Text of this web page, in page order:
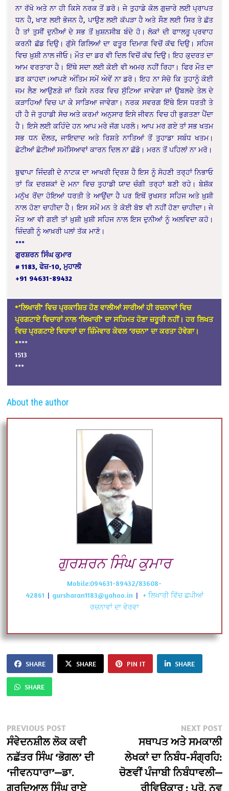
ਨਾ ਰੱਖੋ ਅਤੇ ਨਾ ਹੀ ਕਿਸੇ ਨਰਕ ਤੋਂ ਡਰੋ। ਜੇ ਤੁਹਾਡੇ ਕੋਲ ਗੁਜ਼ਾਰੇ ਲਈ ਪ੍ਰਾਪਤ
ਧਨ ਹੈ, ਖਾਣ ਲਈ ਭੋਜਨ ਹੈ, ਪਾਉਣ ਲਈ ਕੱਪੜਾ ਹੈ ਅਤੇ ਸੌਣ ਲਈ ਸਿਰ ਤੇ ਛੱਤ
ਹੈ ਤਾਂ ਤੁਸੀਂ ਦੁਨੀਆਂ ਦੇ ਸਭ ਤੋਂ ਖ਼ੁਸ਼ਨਸੀਬ ਬੰਦੇ ਹੋ। ਲੋਕਾਂ ਦੀ ਫਾਾਲਤੂ ਪ੍ਰਵਾਹ
ਕਰਨੀ ਛੱਡ ਦਿਉ। ਗੁੱਸੇ ਗਿਲਿਆਂ ਦਾ ਫਤੂਰ ਦਿਮਾਗ ਵਿਚੋਂ ਕੱਢ ਦਿਉ। ਸਹਿਜ
ਵਿਚ ਖ਼ੁਸ਼ੀ ਨਾਲ ਜੀਓ। ਮੌਤ ਦਾ ਡਰ ਵੀ ਦਿਲ ਵਿਚੋਂ ਕੱਢ ਦਿਉ। ਇਹ ਕੁਦਰਤ ਦਾ
ਆਮ ਵਰਤਾਰਾ ਹੈ। ਇੱਥੇ ਸਦਾ ਲਈ ਕੋਈ ਵੀ ਅਮਰ ਨਹੀਂ ਰਿਹਾ। ਫਿਰ ਮੌਤ ਦਾ
ਡਰ ਕਾਹਦਾ।ਆਪਣੇ ਅੰਤਿਮ ਸਮੇਂ ਅੇਵੇਂ ਨਾ ਡਰੋ। ਇਹ ਨਾ ਸੋਚੋ ਕਿ ਤੁਹਾਨੂੰ ਕੋਈ
ਜਮ ਲੈਣ ਆਉਣਗੇ ਜਾਂ ਕਿਸੇ ਨਰਕ ਵਿਚ ਸੁੱਟਿਆ ਜਾਵੇਗਾ ਜਾਂ ਉਬਲਦੇ ਤੇਲ ਦੇ
ਕੜਾਹਿਆਂ ਵਿਚ ਪਾ ਕੇ ਸਾੜਿਆ ਜਾਵੇਗਾ। ਨਰਕ ਸਵਰਗ ਇੱਥੇ ਇਸ ਧਰਤੀ ਤੇ
ਹੀ ਹੈ ਜੋ ਤੁਹਾਡੀ ਸੋਚ ਅਤੇ ਕਰਮਾਂ ਅਨੁਸਾਰ ਇਸੇ ਜੀਵਨ ਵਿਚ ਹੀ ਭੁਗਤਣਾ ਪੈਂਦਾ
ਹੈ। ਇਸੇ ਲਈ ਕਹਿੰਦੇ ਹਨ ਆਪ ਮਰੇ ਜੱਗ ਪਰਲੋ। ਆਪ ਮਰ ਗਏ ਤਾਂ ਸਭ ਖਤਮ
ਸਭ ਧਨ ਦੌਲਤ, ਜਾਇਦਾਦ ਅਤੇ ਰਿਸ਼ਤੇ ਨਾਤਿਆਂ ਤੋਂ ਤੁਹਾਡਾ ਸਬੰਧ ਖਤਮ।
ਛੋਟੀਆਂ ਛੋਟੀਆਂ ਸਮੱਸਿਆਵਾਂ ਕਾਰਨ ਦਿਲ ਨਾ ਛੱਡੋ। ਮਰਨ ਤੋਂ ਪਹਿਲਾਂ ਨਾ ਮਰੋ।
ਬੁਢਾਪਾ ਜਿੰਦਗੀ ਦੇ ਨਾਟਕ ਦਾ ਆਖਰੀ ਦ੍ਰਿਸ਼ ਹੈ ਇਸ ਨੂੰ ਸੋਹਣੀ ਤਰ੍ਹਾਂ ਨਿਭਾਓ
ਤਾਂ ਕਿ ਦਰਸ਼ਕਾਂ ਦੇ ਮਨਾ ਵਿਚ ਤੁਹਾਡੀ ਯਾਦ ਚੰਗੀ ਤਰ੍ਹਾਂ ਬਣੀ ਰਹੇ। ਬੇਸ਼ੱਕ
ਮਨੁੱਖ ਰੋਂਦਾ ਹੋਇਆਂ ਧਰਤੀ ਤੇ ਆਉਂਦਾ ਹੈ ਪਰ ਇਥੋਂ ਰੁਖਸਤ ਸਹਿਜ ਅਤੇ ਖ਼ੁਸ਼ੀ
ਨਾਲ ਹੋਣਾ ਚਾਹੀਦਾ ਹੈ। ਇਸ ਸਮੇਂ ਮਨ ਤੇ ਕੋਈ ਬੋਝ ਵੀ ਨਹੀਂ ਹੋਣਾ ਚਾਹੀਦਾ। ਜੇ
ਮੌਤ ਆ ਵੀ ਗਈ ਤਾਂ ਖ਼ੁਸ਼ੀ ਖ਼ੁਸ਼ੀ ਸਹਿਜ ਨਾਲ ਇਸ ਦੁਨੀਆਂ ਨੂੰ ਅਲਵਿਦਾ ਕਹੋ।
ਜ਼ਿੰਦਗੀ ਨੂੰ ਆਖ਼ਰੀ ਪਲਾਂ ਤੱਕ ਮਾਣੋ।
***
ਗੁਰਸ਼ਰਨ ਸਿੰਘ ਕੁਮਾਰ
# 1183, ਫੇਜ਼-10, ਮੁਹਾਲੀ
+91 94631-89432
*’ਲਿਖਾਰੀ’ ਵਿਚ ਪ੍ਰਕਾਸ਼ਿਤ ਹੋਣ ਵਾਲੀਆਂ ਸਾਰੀਆਂ ਹੀ ਰਚਨਾਵਾਂ ਵਿਚ
ਪ੍ਰਗਟਾਏ ਵਿਚਾਰਾਂ ਨਾਲ ‘ਲਿਖਾਰੀ’ ਦਾ ਸਹਿਮਤ ਹੋਣਾ ਜ਼ਰੂਰੀ ਨਹੀਂ। ਹਰ ਲਿਖਤ
ਵਿਚ ਪ੍ਰਗਟਾਏ ਵਿਚਾਰਾਂ ਦਾ ਜ਼ਿੰਮੇਵਾਰ ਕੇਵਲ ‘ਰਚਨਾ’ ਦਾ ਕਰਤਾ ਹੋਵੇਗਾ।
****
1513
***
About the author
ਗੁਰਸ਼ਰਨ ਸਿੰਘ ਕੁਮਾਰ
Mobile:094631-89432/83608-
42861 | gursharan1183@yahoo.in |
+ ਲਿਖਾਰੀ ਵਿੱਚ ਛਪੀਆਂ
ਰਚਨਾਵਾਂ ਦਾ ਵੇਰਵਾ
SHARE SHARE PIN IT SHARE
SHARE
Post
navigation
PREVIOUS POSTPrevious
post:
ਸੰਵੇਦਨਸ਼ੀਲ ਲੋਕ ਕਵੀ
ਨਛੱਤਰ ਸਿੰਘ ‘ਭੋਗਲ’ ਦੀ
‘ਜੀਵਨਧਾਰਾ’—ਡਾ.
ਗੁਰਦਿਆਲ ਸਿੰਘ ਰਾਏ
NEXT POST
ਸਥਾਪਤ ਅਤੇ ਸਮਕਾਲੀ
ਲੇਖਕਾਂ ਦਾ ਨਿਬੰਧ-ਸੰਗ੍ਰਹਿ:
ਚੋਣਵੀਂ ਪੰਜਾਬੀ ਨਿਬੰਧਾਵਲੀ—
ਰੀਵਿਊਕਾਰ : ਪ੍ਰੋ. ਨਵ